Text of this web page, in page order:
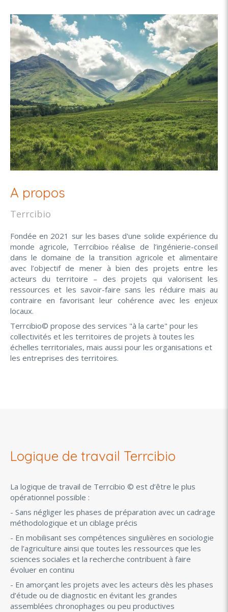
A propos
Terrcibio
Fondée en 2021 sur les bases d'une solide expérience du
monde agricole, Terrcibio© réalise de l’ingénierie-conseil
dans le domaine de la transition agricole et alimentaire
avec l’objectif de mener à bien des projets entre les
acteurs du territoire – des projets qui valorisent les
ressources et les savoir-faire sans les réduire mais au
contraire en favorisant leur cohérence avec les enjeux
locaux.
Terrcibio© propose des services "à la carte" pour les
collectivités et les territoires de projets à toutes les
échelles territoriales, mais aussi pour les organisations et
les entreprises des territoires.
Logique de travail Terrcibio
La logique de travail de Terrcibio © est d’être le plus
opérationnel possible :
- Sans négliger les phases de préparation avec un cadrage
méthodologique et un ciblage précis
- En mobilisant ses compétences singulières en sociologie
de l’agriculture ainsi que toutes les ressources que les
sciences sociales et la recherche contribuent à faire
évoluer en continu
- En amorçant les projets avec les acteurs dès les phases
d’étude ou de diagnostic en évitant les grandes
assemblées chronophages ou peu productives